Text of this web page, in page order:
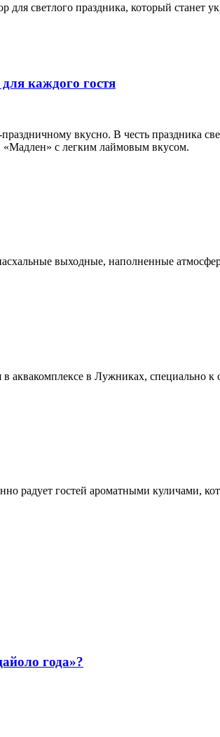
светлого праздника, который
каждого гостя
вкусно. В честь праздника
с легким лаймовым вкусом.
выходные, наполненные
в Лужниках, специально к
радует гостей ароматными куличами,
года»?